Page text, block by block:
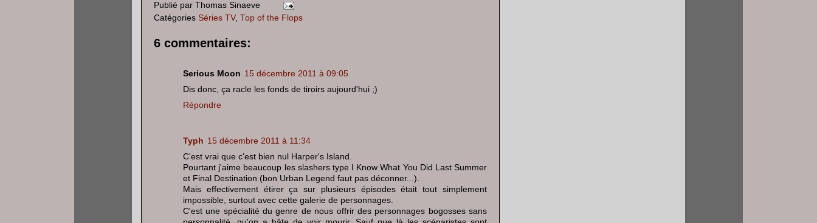
Publié par Thomas Sinaeve
Catégories Séries TV, Top of the Flops
6 commentaires:
Serious Moon 15 décembre 2011 à 09:05
Dis donc, ça racle les fonds de tiroirs aujourd'hui ;)
Répondre
Typh 15 décembre 2011 à 11:34
C'est vrai que c'est bien nul Harper's Island.
Pourtant j'aime beaucoup les slashers type I Know What You Did Last Summer
et Final Destination (bon Urban Legend faut pas déconner...).
Mais effectivement étirer ça sur plusieurs épisodes était tout simplement
impossible, surtout avec cette galerie de personnages.
C'est une spécialité du genre de nous offrir des personnages bogosses sans